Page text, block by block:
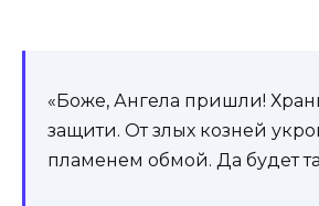
«Боже, Ангела пришли!
защити. От злых козней
пламенем обмой. Да будет